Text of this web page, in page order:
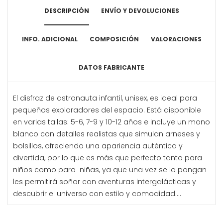
DESCRIPCIÓN ENVÍO Y DEVOLUCIONES
INFO. ADICIONAL COMPOSICIÓN VALORACIONES
DATOS FABRICANTE
El disfraz de astronauta infantil, unisex, es ideal para
pequeños exploradores del espacio. Está disponible
en varias tallas: 5-6, 7-9 y 10-12 años e incluye un mono
blanco con detalles realistas que simulan arneses y
bolsillos, ofreciendo una apariencia auténtica y
divertida, por lo que es más que perfecto tanto para
niños como para niñas, ya que una vez se lo pongan
les permitirá soñar con aventuras intergalácticas y
descubrir el universo con estilo y comodidad....